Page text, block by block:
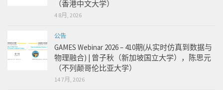
（香港中文大学）
4 8月, 2026
公告
GAMES Webinar 2026 – 410期(从实时仿真到数据与
物理融合) | 曾子秋（新加坡国立大学），陈思元
（不列颠哥伦比亚大学）
14 7月, 2026